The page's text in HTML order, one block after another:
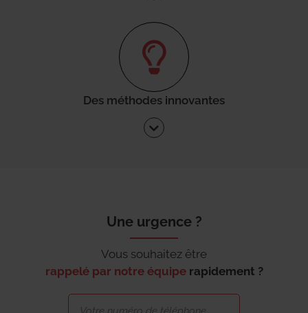
Des méthodes innovantes
Une urgence ?
Vous souhaitez être
rappelé par notre équipe rapidement ?